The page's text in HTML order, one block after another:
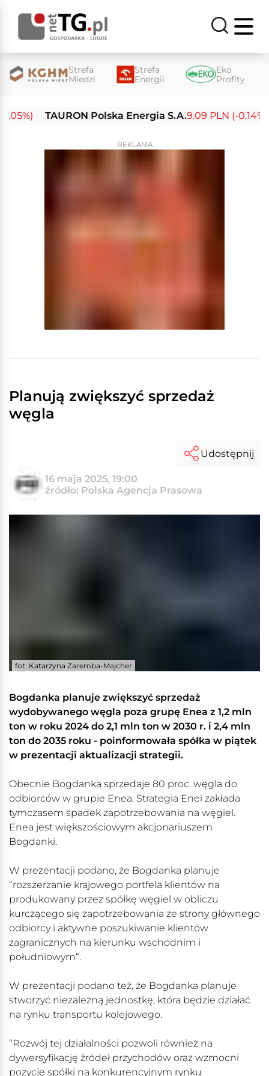
Strefa
Miedzi
Strefa
Energii
Eko
Profity
TAURON Polska Energia S.A.9.09 PLN (-0.14%)
REKLAMA
Planują zwiększyć sprzedaż
węgla
16 maja 2025, 19:00
źródło: Polska Agencja Prasowa
Udostępnij
fot: Katarzyna Zaremba-Majcher
Bogdanka planuje zwiększyć sprzedaż
wydobywanego węgla poza grupę Enea z 1,2 mln
ton w roku 2024 do 2,1 mln ton w 2030 r. i 2,4 mln
ton do 2035 roku - poinformowała spółka w piątek
w prezentacji aktualizacji strategii.
Obecnie Bogdanka sprzedaje 80 proc. węgla do
odbiorców w grupie Enea. Strategia Enei zakłada
tymczasem spadek zapotrzebowania na węgiel.
Enea jest większościowym akcjonariuszem
Bogdanki.
W prezentacji podano, że Bogdanka planuje
“rozszerzanie krajowego portfela klientów na
produkowany przez spółkę węgiel w obliczu
kurczącego się zapotrzebowania ze strony głównego
odbiorcy i aktywne poszukiwanie klientów
zagranicznych na kierunku wschodnim i
południowym“.
W prezentacji podano też, że Bogdanka planuje
stworzyć niezależną jednostkę, która będzie działać
na rynku transportu kolejowego.
“Rozwój tej działalności pozwoli również na
dywersyfikację źródeł przychodów oraz wzmocni
pozycję spółki na konkurencyjnym rynku